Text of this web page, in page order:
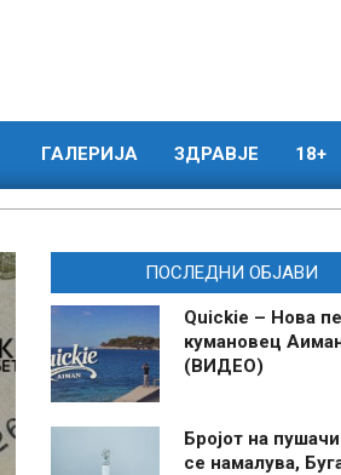
ГАЛЕРИЈА ЗДРАВЈЕ 18+
ПОСЛЕДНИ ОБЈАВИ
Quickie – Нова
кумановец
(ВИДЕО)
Бројот на
се намалува,